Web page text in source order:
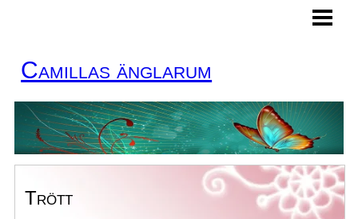
BOKA TID
KURSER
KONTAKT
Camillas änglarum
Trött